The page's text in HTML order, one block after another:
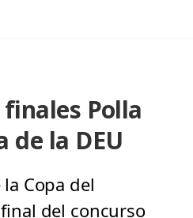
Polla
la DEU
Copa del
del concurso